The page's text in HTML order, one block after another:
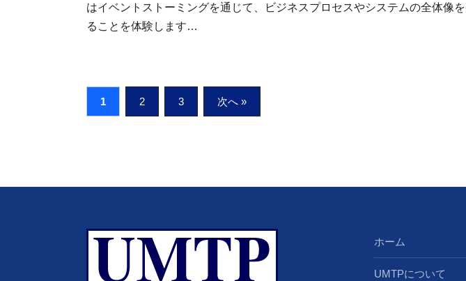
はイベントストーミングを通じて、ビジネスプロセスやシステムの全体像
ることを体験します…
ビ
ー
シ
1 2 3 次へ »
ホーム
UMTPについて